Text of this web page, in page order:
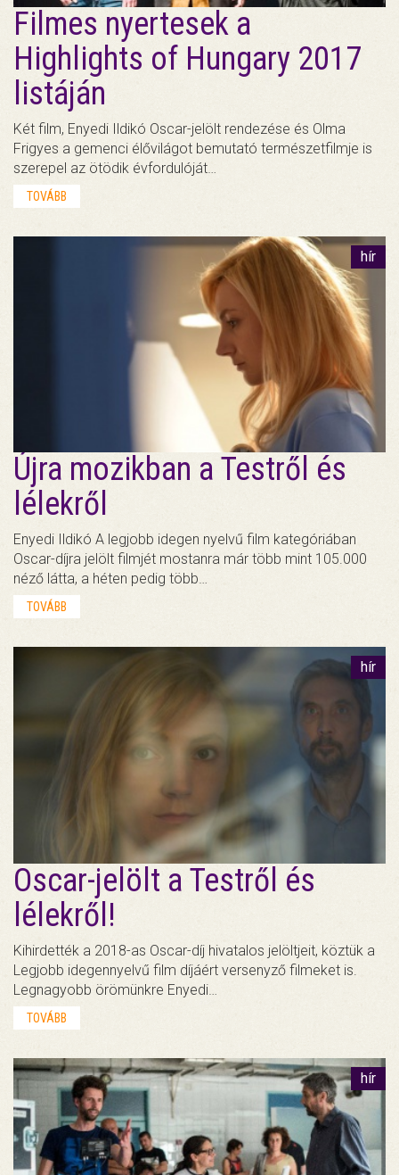
Filmes nyertesek a
Highlights of Hungary 2017
listáján
Két film, Enyedi Ildikó Oscar-jelölt rendezése és Olma
Frigyes a gemenci élővilágot bemutató természetfilmje is
szerepel az ötödik évfordulóját…
TOVÁBB
hír
Újra mozikban a Testről és
lélekről
Enyedi Ildikó A legjobb idegen nyelvű film kategóriában
Oscar-díjra jelölt filmjét mostanra már több mint 105.000
néző látta, a héten pedig több…
TOVÁBB
hír
Oscar-jelölt a Testről és
lélekről!
Kihirdették a 2018-as Oscar-díj hivatalos jelöltjeit, köztük a
Legjobb idegennyelvű film díjáért versenyző filmeket is.
Legnagyobb örömünkre Enyedi…
TOVÁBB
hír